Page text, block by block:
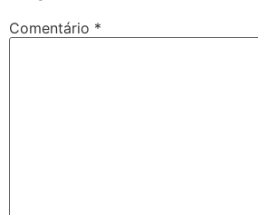
Comentário *